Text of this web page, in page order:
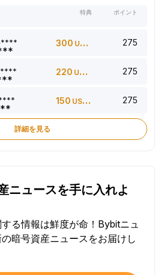
特典 ポイント
300 USDT 275
220 USDT 275
150 USDT 275
詳細を見る
ニュースを手に入れよ
る情報は鮮度が命！Bybitニュ
暗号資産ニュースをお届けし